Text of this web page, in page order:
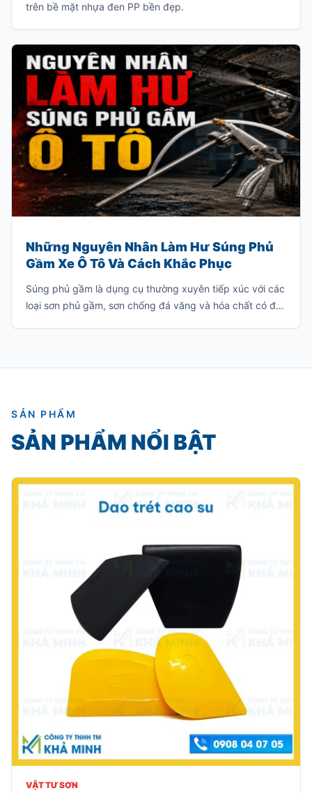
trên bề mặt nhựa đen PP bền đẹp.
Những Nguyên Nhân Làm Hư Súng Phủ
Gầm Xe Ô Tô Và Cách Khắc Phục
Súng phủ gầm là dụng cụ thường xuyên tiếp xúc với các
loại sơn phủ gầm, sơn chống đá văng và hóa chất có độ
SẢN PHẨM
SẢN PHẨM NỔI BẬT
VẬT TƯ SƠN